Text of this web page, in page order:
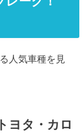
人気車種を見
ヨタ・カロ